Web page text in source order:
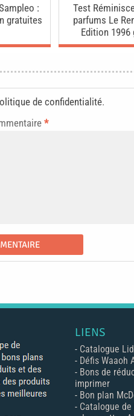
:
gratuites
Test
parfums Le
Edition 1996
de confidentialité.
*
LIENS
- Catalogue Lidl
- Défis Waaoh
- Bons de
imprimer
- Bon plan
- Catalogue